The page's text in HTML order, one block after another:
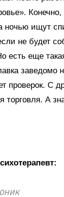
ночью ищут
не будет
есть еще
заведомо
проверок. С
торговля. А